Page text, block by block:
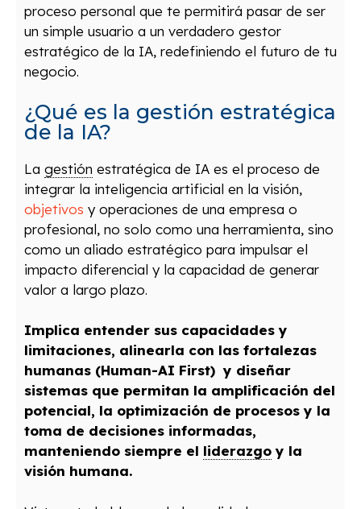
proceso personal que te permitirá pasar de ser
un simple usuario a un verdadero gestor
estratégico de la IA, redefiniendo el futuro de tu
negocio.
¿Qué es la gestión estratégica
de la IA?
La gestión estratégica de IA es el proceso de
integrar la inteligencia artificial en la visión,
objetivos y operaciones de una empresa o
profesional, no solo como una herramienta, sino
como un aliado estratégico para impulsar el
impacto diferencial y la capacidad de generar
valor a largo plazo.
Implica entender sus capacidades y
limitaciones, alinearla con las fortalezas
humanas (Human-AI First) y diseñar
sistemas que permitan la amplificación del
potencial, la optimización de procesos y la
toma de decisiones informadas,
manteniendo siempre el liderazgoy la
visión humana.